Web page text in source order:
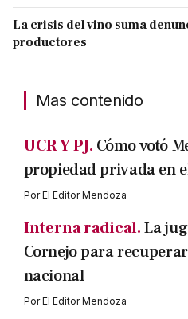
La crisis del vino suma
productores
Mas contenido
UCR Y PJ. Cómo votó
propiedad privada en
PorEl Editor Mendoza
Interna radical.La
Cornejo para
nacional
PorEl Editor Mendoza